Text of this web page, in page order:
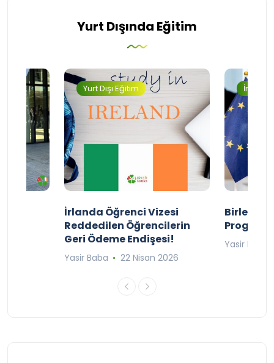
Yurt Dışında Eğitim
Yurt Dışı Eğitim
İrlanda Öğrenci Vizesi
Reddedilen Öğrencilerin
Geri Ödeme Endişesi!
Yasir Baba 22 Nisan 2026
Birleşik
Yasir Baba